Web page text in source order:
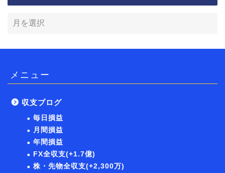
メニュー
収支ブログ
毎日損益
月間損益
年間損益
FX全収支(+1.7億)
株・先物全収支(+2,300万)